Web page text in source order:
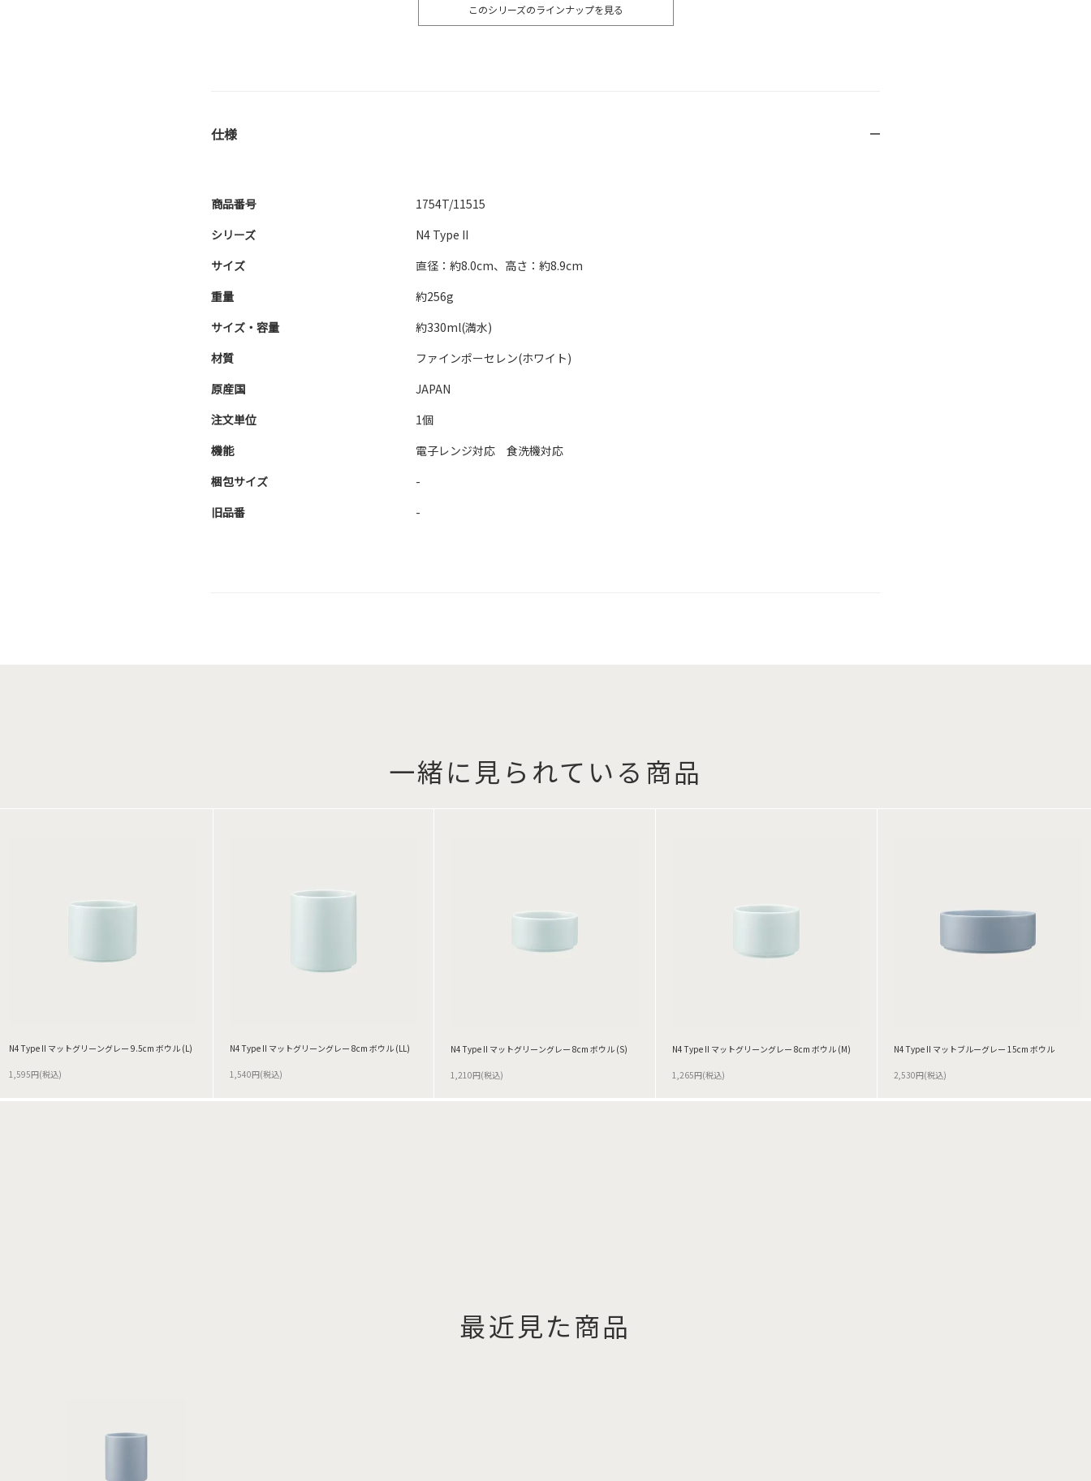
このシリーズのラインナップを見る
仕様
商品番号
1754T/11515
シリーズ
N4 Type II
サイズ
直径：約8.0cm、高さ：約8.9cm
重量
約256g
サイズ・容量
約330ml(満水)
材質
ファインポーセレン(ホワイト)
原産国
JAPAN
注文単位
1個
機能
電子レンジ対応 食洗機対応
梱包サイズ
-
旧品番
-
一緒に見られている商品
N4 Type II マットグリーングレー 9.5cm ボウル (L)
1,595円(税込)
N4 Type II マットグリーングレー 8cm ボウル (LL)
1,540円(税込)
N4 Type II マットグリーングレー 8cm ボウル (S)
1,210円(税込)
N4 Type II マットグリーングレー 8cm ボウル (M)
1,265円(税込)
N4 Type II マットブルーグレー 15cm ボウル
2,530円(税込)
最近見た商品